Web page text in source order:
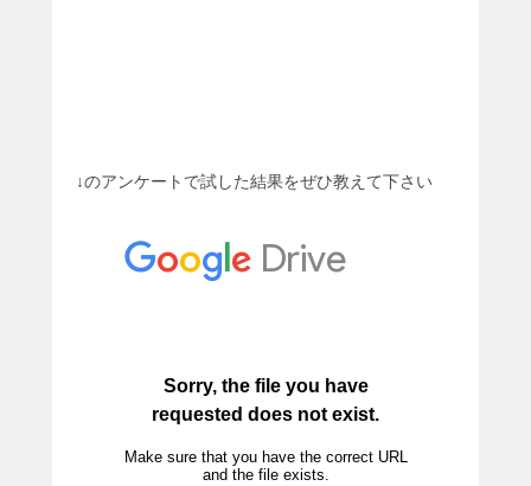
↓のアンケートで試した結果をぜひ教えて下さい